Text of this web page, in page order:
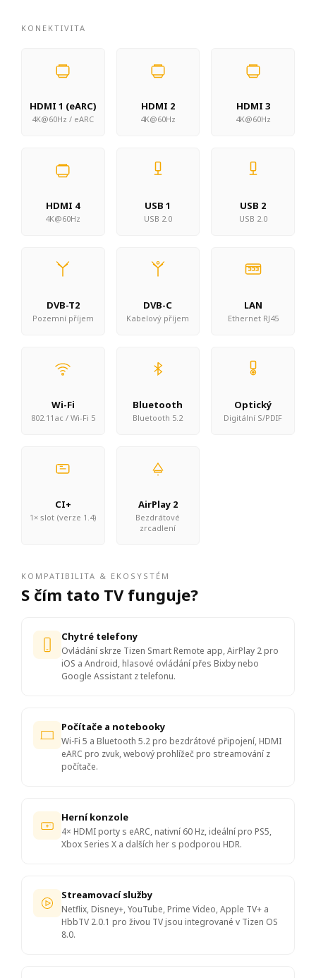
KONEKTIVITA
HDMI 1 (eARC)
4K@60Hz / eARC
HDMI 2
4K@60Hz
HDMI 3
4K@60Hz
HDMI 4
4K@60Hz
USB 1
USB 2.0
USB 2
USB 2.0
DVB-T2
Pozemní příjem
DVB-C
Kabelový příjem
LAN
Ethernet RJ45
Wi-Fi
802.11ac / Wi-Fi 5
Bluetooth
Bluetooth 5.2
Optický
Digitální S/PDIF
CI+
1× slot (verze 1.4)
AirPlay 2
Bezdrátové
zrcadlení
KOMPATIBILITA & EKOSYSTÉM
S čím tato TV funguje?
Chytré telefony
Ovládání skrze Tizen Smart Remote app, AirPlay 2 pro
iOS a Android, hlasové ovládání přes Bixby nebo
Google Assistant z telefonu.
Počítače a notebooky
Wi-Fi 5 a Bluetooth 5.2 pro bezdrátové připojení, HDMI
eARC pro zvuk, webový prohlížeč pro streamování z
počítače.
Herní konzole
4× HDMI porty s eARC, nativní 60 Hz, ideální pro PS5,
Xbox Series X a dalších her s podporou HDR.
Streamovací služby
Netflix, Disney+, YouTube, Prime Video, Apple TV+ a
HbbTV 2.0.1 pro živou TV jsou integrované v Tizen OS
8.0.